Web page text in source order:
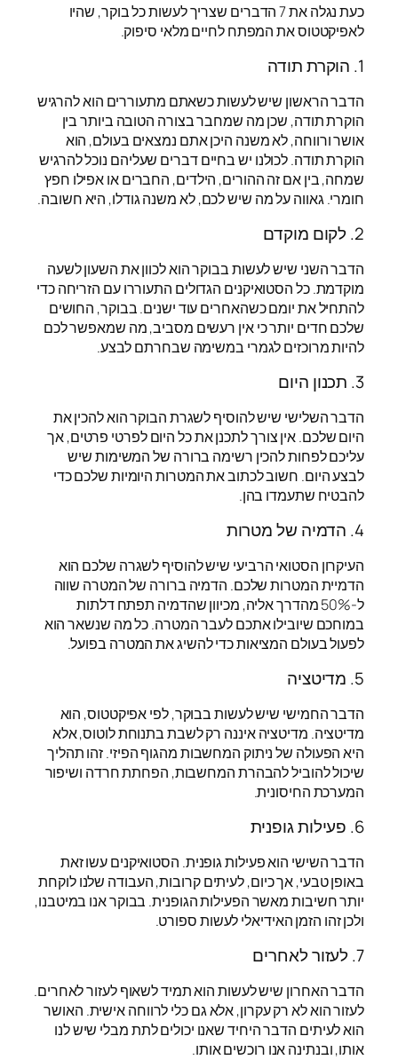
כעת נגלה את 7 הדברים שצריך לעשות כל בוקר, שהיו
לאפיקטטוס את המפתח לחיים מלאי סיפוק.
1. הוקרת תודה
הדבר הראשון שיש לעשות כשאתם מתעוררים הוא להרגיש
הוקרת תודה, שכן מה שמחבר בצורה הטובה ביותר בין
אושר ורווחה, לא משנה היכן אתם נמצאים בעולם, הוא
הוקרת תודה. לכולנו יש בחיים דברים שעליהם נוכל להרגיש
שמחה, בין אם זה ההורים, הילדים, החברים או אפילו חפץ
חומרי. גאווה על מה שיש לכם, לא משנה גודלו, היא חשובה.
2. לקום מוקדם
הדבר השני שיש לעשות בבוקר הוא לכוון את השעון לשעה
מוקדמת. כל הסטואיקנים הגדולים התעוררו עם הזריחה כדי
להתחיל את יומם כשהאחרים עוד ישנים. בבוקר, החושים
שלכם חדים יותר כי אין רעשים מסביב, מה שמאפשר לכם
להיות מרוכזים לגמרי במשימה שבחרתם לבצע.
3. תכנון היום
הדבר השלישי שיש להוסיף לשגרת הבוקר הוא להכין את
היום שלכם. אין צורך לתכנן את כל היום לפרטי פרטים, אך
עליכם לפחות להכין רשימה ברורה של המשימות שיש
לבצע היום. חשוב לכתוב את המטרות היומיות שלכם כדי
להבטיח שתעמדו בהן.
4. הדמיה של מטרות
העיקרון הסטואי הרביעי שיש להוסיף לשגרה שלכם הוא
הדמיית המטרות שלכם. הדמיה ברורה של המטרה שווה
ל-50% מהדרך אליה, מכיוון שהדמיה תפתח דלתות
במוחכם שיובילו אתכם לעבר המטרה. כל מה שנשאר הוא
לפעול בעולם המציאות כדי להשיג את המטרה בפועל.
5. מדיטציה
הדבר החמישי שיש לעשות בבוקר, לפי אפיקטטוס, הוא
מדיטציה. מדיטציה איננה רק לשבת בתנוחת לוטוס, אלא
היא הפעולה של ניתוק המחשבות מהגוף הפיזי. זהו תהליך
שיכול להוביל להבהרת המחשבות, הפחתת חרדה ושיפור
המערכת החיסונית.
6. פעילות גופנית
הדבר השישי הוא פעילות גופנית. הסטואיקנים עשו זאת
באופן טבעי, אך כיום, לעיתים קרובות, העבודה שלנו לוקחת
יותר חשיבות מאשר הפעילות הגופנית. בבוקר אנו במיטבנו,
ולכן זהו הזמן האידיאלי לעשות ספורט.
7. לעזור לאחרים
הדבר האחרון שיש לעשות הוא תמיד לשאוף לעזור לאחרים.
לעזור הוא לא רק עקרון, אלא גם כלי לרווחה אישית. האושר
הוא לעיתים הדבר היחיד שאנו יכולים לתת מבלי שיש לנו
אותו, ובנתינה אנו רוכשים אותו.